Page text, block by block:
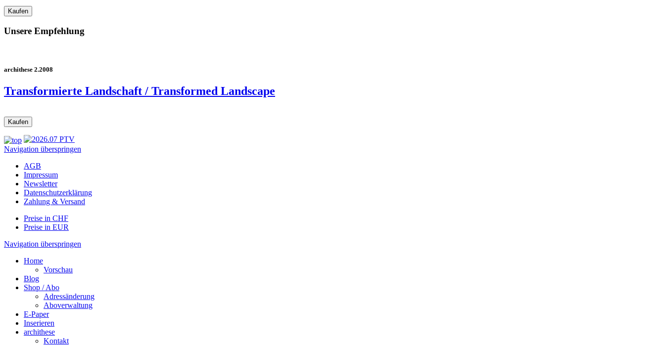
Unsere Empfehlung
archithese 2.2008
Transformierte Landschaft / Transformed Landscape
Navigation überspringen
AGB
Impressum
Newsletter
Datenschutzerklärung
Zahlung & Versand
Preise in CHF
Preise in EUR
Navigation überspringen
Home
Vorschau
Blog
Shop / Abo
Adressänderung
Aboverwaltung
E-Paper
Inserieren
archithese
Kontakt